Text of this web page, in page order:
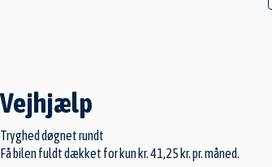
Vejhjælp
Tryghed døgnet rundt
Få bilen fuldt dækket for kun kr. 41,25 kr. pr. måned.